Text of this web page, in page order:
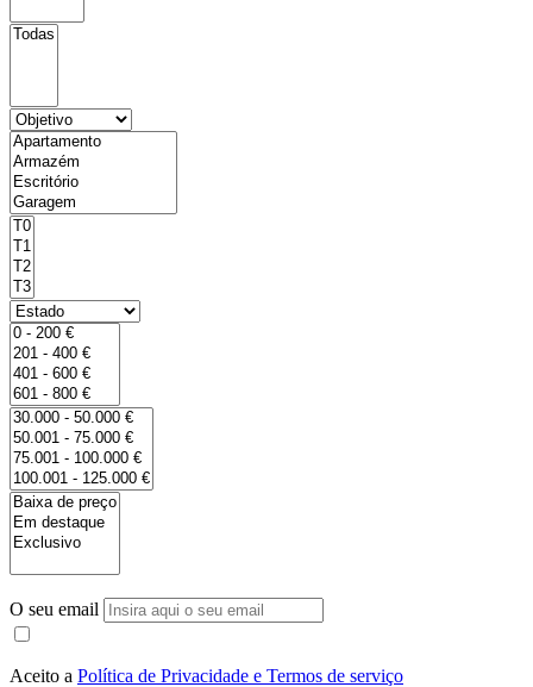
O seu email
Aceito a Política de Privacidade e Termos de serviço